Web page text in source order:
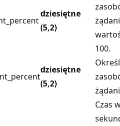
dziesiętne
(5,2)
100.
dziesiętne
(5,2)
Czas